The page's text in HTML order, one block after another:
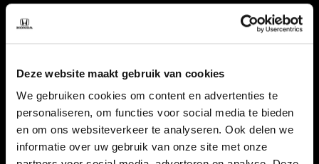
Deze website maakt gebruik van cookies
We gebruiken cookies om content en advertenties te
personaliseren, om functies voor social media te bieden
en om ons websiteverkeer te analyseren. Ook delen we
informatie over uw gebruik van onze site met onze
Specificaties
Merk
SEAT
Carrosserie
Hatchback